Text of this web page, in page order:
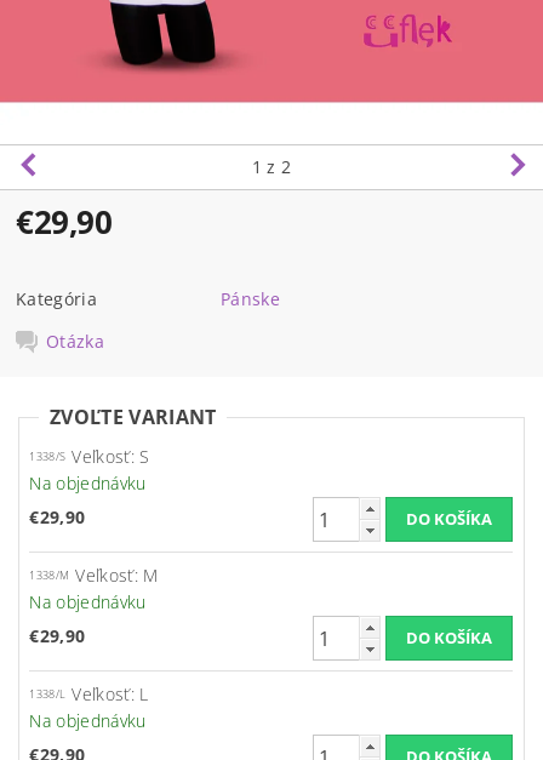
1 z 2
€29,90
Kategória
Pánske
Otázka
ZVOĽTE VARIANT
1338/S Veľkosť: S
Na objednávku
€29,90
1338/M Veľkosť: M
Na objednávku
€29,90
1338/L Veľkosť: L
Na objednávku
€29,90